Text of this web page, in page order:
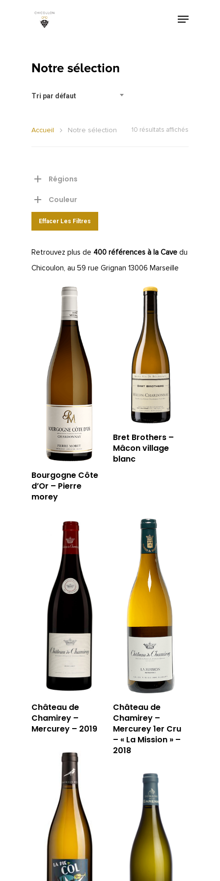
Notre sélection
Tri par défaut
10 résultats affichés
Accueil Notre sélection
Régions
Couleur
Effacer Les Filtres
Retrouvez plus de 400 références à la Cave du
Chicoulon, au 59 rue Grignan 13006 Marseille
Bourgogne Côte
d’Or – Pierre
morey
Bret Brothers –
Mâcon village
blanc
Château de
Chamirey –
Mercurey – 2019
Château de
Chamirey –
Mercurey 1er Cru
– « La Mission » –
2018